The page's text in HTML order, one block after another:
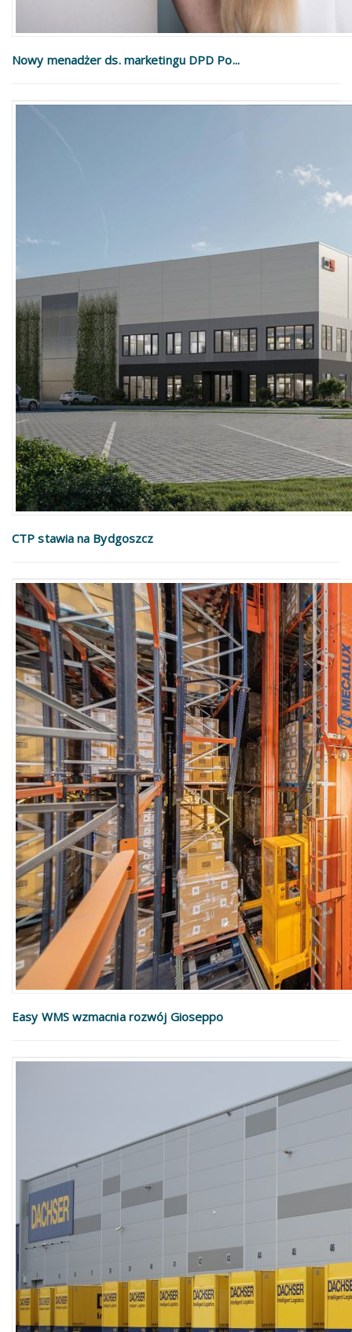
Nowy menadżer ds. marketingu DPD Po...
CTP stawia na Bydgoszcz
Easy WMS wzmacnia rozwój Gioseppo